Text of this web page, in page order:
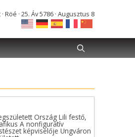
Röé · 25. Áv 5786 · Augusztus 8
Ország Lili festő,
A nonfiguratív
képviselője Ungváron